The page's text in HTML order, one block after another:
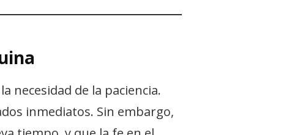
necesidad de la paciencia.
inmediatos. Sin embargo,